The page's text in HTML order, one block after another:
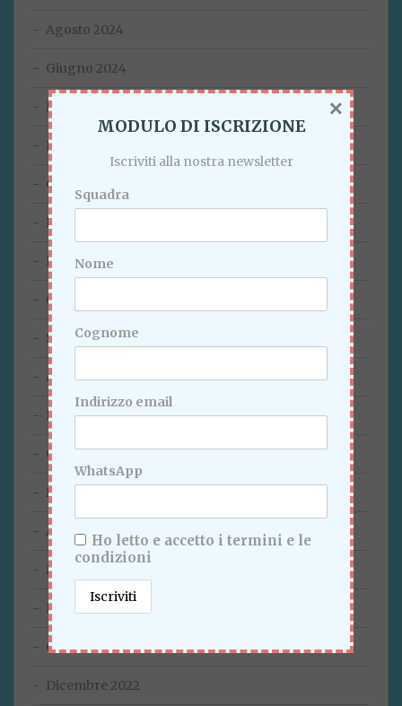
Agosto 2024
Giugno 2024
Marzo 2024
Febbraio 2024
Gennaio 2024
Dicembre 2023
Novembre 2023
Ottobre 2023
Settembre 2023
Agosto 2023
Luglio 2023
Giugno 2023
Maggio 2023
Aprile 2023
Marzo 2023
Febbraio 2023
Gennaio 2023
Dicembre 2022
MODULO DI ISCRIZIONE
Iscriviti alla nostra newsletter
Squadra
Nome
Cognome
Indirizzo email
WhatsApp
Ho letto e accetto i termini e le
condizioni
×